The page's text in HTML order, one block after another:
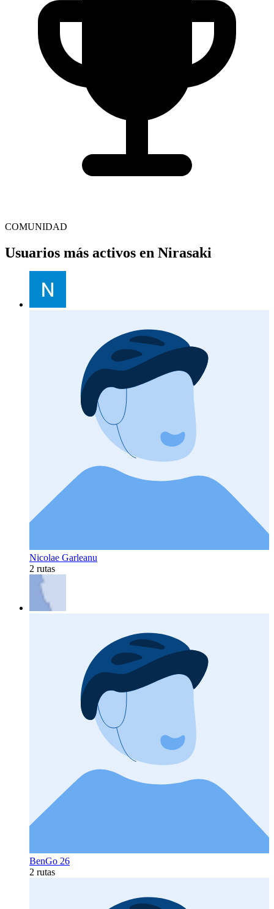
COMUNIDAD
Usuarios más activos en Nirasaki
Nicolae Garleanu
2 rutas
BenGo 26
2 rutas